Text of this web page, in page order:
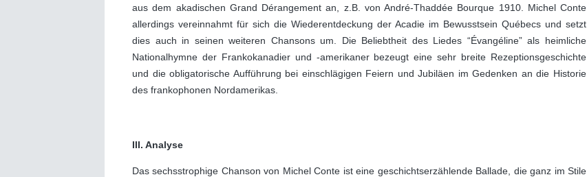
aus dem akadischen Grand Dérangement an, z.B. von André-Thaddée Bourque 1910. Michel Conte
allerdings vereinnahmt für sich die Wiederentdeckung der Acadie im Bewusstsein Québecs und setzt
dies auch in seinen weiteren Chansons um. Die Beliebtheit des Liedes “Évangéline” als heimliche
Nationalhymne der Frankokanadier und -amerikaner bezeugt eine sehr breite Rezeptionsgeschichte
und die obligatorische Aufführung bei einschlägigen Feiern und Jubiläen im Gedenken an die Historie
des frankophonen Nordamerikas.
III. Analyse
Das sechsstrophige Chanson von Michel Conte ist eine geschichtserzählende Ballade, die ganz im Stile